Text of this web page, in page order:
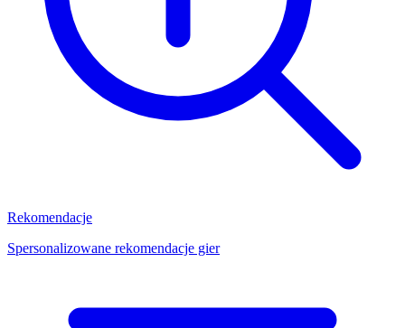
Rekomendacje
Spersonalizowane rekomendacje gier